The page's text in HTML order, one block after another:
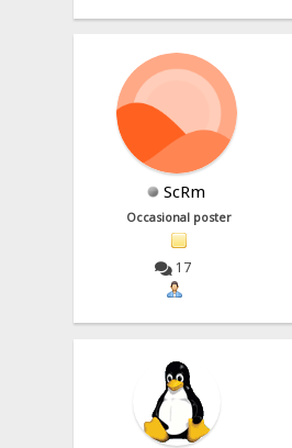
ScRm
Occasional poster
17